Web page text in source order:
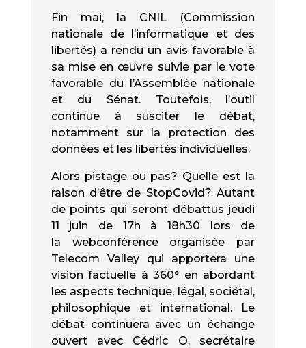
Fin mai, la CNIL (Commission
nationale de l’informatique et des
libertés) a rendu un avis favorable à
sa mise en œuvre suivie par le vote
favorable du l’Assemblée nationale
et du Sénat. Toutefois, l’outil
continue à susciter le débat,
notamment sur la protection des
données et les libertés individuelles.
Alors pistage ou pas? Quelle est la
raison d’être de StopCovid? Autant
de points qui seront débattus jeudi
11 juin de 17h à 18h30 lors de
la webconférence organisée par
Telecom Valley qui apportera une
vision factuelle à 360° en abordant
les aspects technique, légal, sociétal,
philosophique et international. Le
débat continuera avec un échange
ouvert avec Cédric O, secrétaire